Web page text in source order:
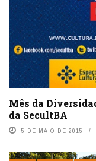
Mês da
da SecultBA
5 DE MAIO DE 2015